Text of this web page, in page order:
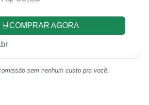
🛒COMPRAR AGORA
sem nenhum custo pra você.